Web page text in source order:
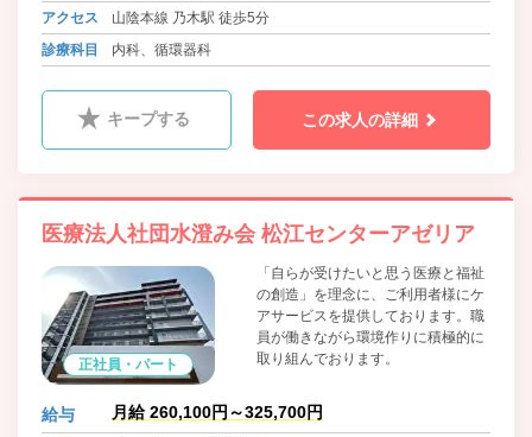
アクセス
山陰本線 乃木駅 徒歩5分
診療科目
内科、循環器科
キープする この求人の詳細
医療法人社団水澄み会 松江センターアゼリア
正社員・パート
「自らが受けたいと思う医療と福祉
の創造」を理念に、ご利用者様にケ
アサービスを提供しております。職
員が働きながら環境作りに積極的に
取り組んでおります。
給与 月給 260,100円～325,700円